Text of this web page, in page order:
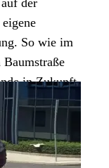
So wie im
in Zukunft
Jägerstraße/